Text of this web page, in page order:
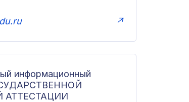
↗
информационный
АТТЕСТАЦИИ